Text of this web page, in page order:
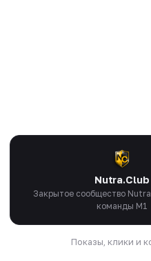
Nutra.Club
Закрытое сообщество
команды M1
Показы, клики и